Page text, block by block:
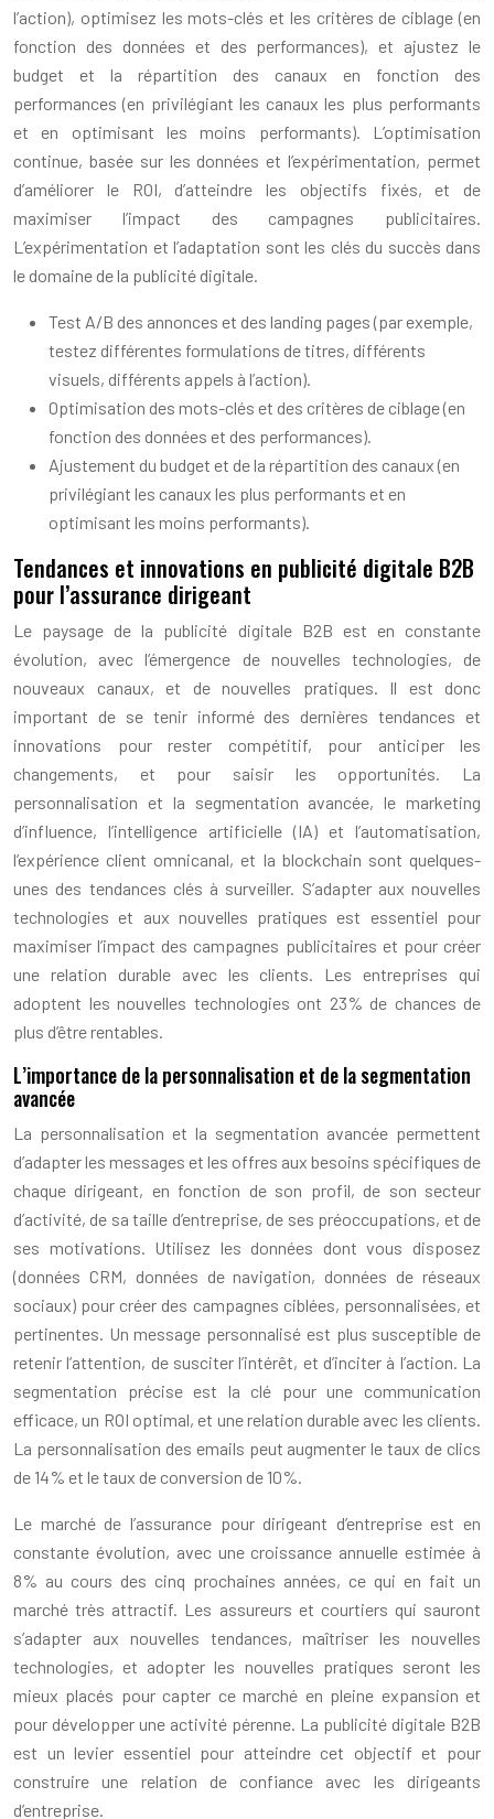
l’action), optimisez les mots-clés et les critères de ciblage (en
fonction des données et des performances), et ajustez le
budget et la répartition des canaux en fonction des
performances (en privilégiant les canaux les plus performants
et en optimisant les moins performants). L’optimisation
continue, basée sur les données et l’expérimentation, permet
d’améliorer le ROI, d’atteindre les objectifs fixés, et de
maximiser l’impact des campagnes publicitaires.
L’expérimentation et l’adaptation sont les clés du succès dans
le domaine de la publicité digitale.
Test A/B des annonces et des landing pages (par exemple,
testez différentes formulations de titres, différents
visuels, différents appels à l’action).
Optimisation des mots-clés et des critères de ciblage (en
fonction des données et des performances).
Ajustement du budget et de la répartition des canaux (en
privilégiant les canaux les plus performants et en
optimisant les moins performants).
Tendances et innovations en publicité digitale B2B
pour l’assurance dirigeant
Le paysage de la publicité digitale B2B est en constante
évolution, avec l’émergence de nouvelles technologies, de
nouveaux canaux, et de nouvelles pratiques. Il est donc
important de se tenir informé des dernières tendances et
innovations pour rester compétitif, pour anticiper les
changements, et pour saisir les opportunités. La
personnalisation et la segmentation avancée, le marketing
d’influence, l’intelligence artificielle (IA) et l’automatisation,
l’expérience client omnicanal, et la blockchain sont quelques-
unes des tendances clés à surveiller. S’adapter aux nouvelles
technologies et aux nouvelles pratiques est essentiel pour
maximiser l’impact des campagnes publicitaires et pour créer
une relation durable avec les clients. Les entreprises qui
adoptent les nouvelles technologies ont 23% de chances de
plus d’être rentables.
L’importance de la personnalisation et de la segmentation
avancée
La personnalisation et la segmentation avancée permettent
d’adapter les messages et les offres aux besoins spécifiques de
chaque dirigeant, en fonction de son profil, de son secteur
d’activité, de sa taille d’entreprise, de ses préoccupations, et de
ses motivations. Utilisez les données dont vous disposez
(données CRM, données de navigation, données de réseaux
sociaux) pour créer des campagnes ciblées, personnalisées, et
pertinentes. Un message personnalisé est plus susceptible de
retenir l’attention, de susciter l’intérêt, et d’inciter à l’action. La
segmentation précise est la clé pour une communication
efficace, un ROI optimal, et une relation durable avec les clients.
La personnalisation des emails peut augmenter le taux de clics
de 14% et le taux de conversion de 10%.
Le marché de l’assurance pour dirigeant d’entreprise est en
constante évolution, avec une croissance annuelle estimée à
8% au cours des cinq prochaines années, ce qui en fait un
marché très attractif. Les assureurs et courtiers qui sauront
s’adapter aux nouvelles tendances, maîtriser les nouvelles
technologies, et adopter les nouvelles pratiques seront les
mieux placés pour capter ce marché en pleine expansion et
pour développer une activité pérenne. La publicité digitale B2B
est un levier essentiel pour atteindre cet objectif et pour
construire une relation de confiance avec les dirigeants
d’entreprise.